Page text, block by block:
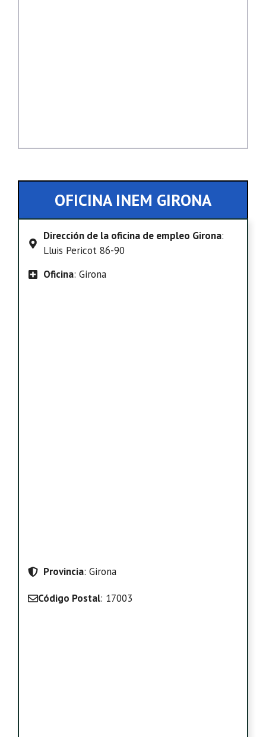
OFICINA INEM GIRONA
Dirección de la oficina de empleo Girona:
Lluis Pericot 86-90
Oficina: Girona
Provincia: Girona
Código Postal: 17003